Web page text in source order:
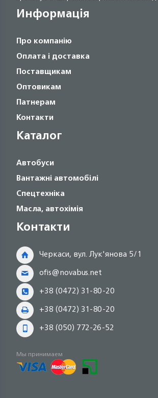
Информація
Про компанію
Оплата і доставка
Поставщикам
Оптовикам
Патнерам
Контакти
Каталог
Автобуси
Вантажні автомобілі
Спецтехніка
Масла, автохімія
Контакти
Черкаси, вул. Лук'янова 5/1
ofis@novabus.net
+38 (0472) 31-80-20
+38 (0472) 31-80-20
+38 (050) 772-26-52
Мы принимаем